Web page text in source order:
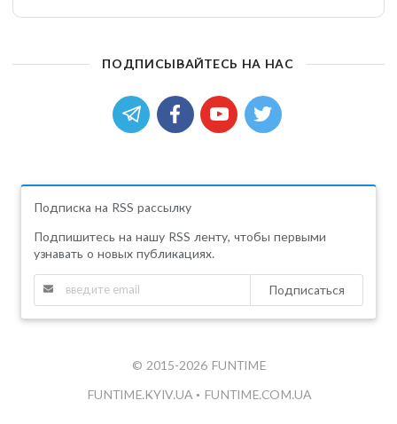
ПОДПИСЫВАЙТЕСЬ НА НАС
Подписка на RSS рассылку
Подпишитесь на нашу RSS ленту, чтобы первыми
узнавать о новых публикациях.
Подписаться
© 2015-2026 FUNTIME
FUNTIME.KYIV.UA • FUNTIME.COM.UA